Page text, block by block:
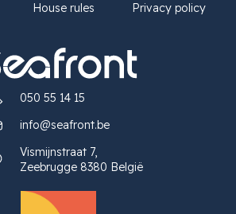
House rules Privacy policy
050 55 14 15
info@seafront.be
Vismijnstraat 7,
Zeebrugge 8380 België